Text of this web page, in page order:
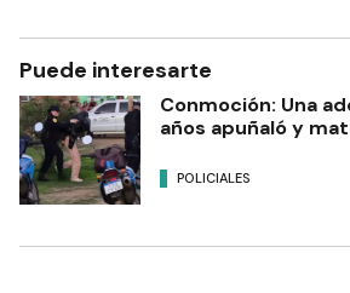
Puede interesarte
Conmoción: Una
años apuñaló y
POLICIALES